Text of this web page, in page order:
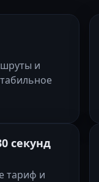
и
секунд
тариф и